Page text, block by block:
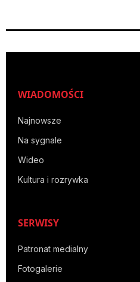
WIADOMOŚCI
Najnowsze
Na sygnale
Wideo
Kultura i rozrywka
SERWISY
Patronat medialny
Fotogalerie